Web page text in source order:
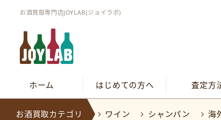
お酒買取専門店JOYLAB(ジョイラボ)
ホーム はじめての方へ 査定方
お酒買取カテゴリ ワイン シャンパン 海